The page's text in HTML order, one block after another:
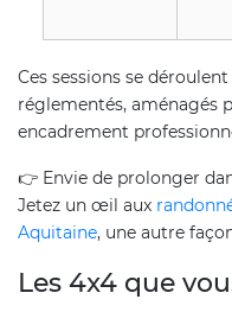
Ces sessions se
réglementés, aménagés
encadrement
👉 Envie de prolonger
Jetez un œil aux
Aquitaine, une autre
Les 4x4 que